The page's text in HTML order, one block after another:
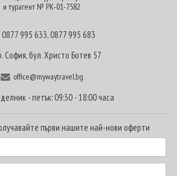
и турагент № РК-01-7582
0877 995 633,0877 995 683
София, бул. Христо Ботев 57
office@mywaytravel.bg
- петък: 09:30 - 18:00 часа
първи нашите най-нови оферти